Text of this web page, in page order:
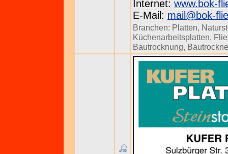
Internet: www.bok-
E-Mail: mail@bok-
Branchen: Platten,
Küchenarbeitsplatten,
Bautrocknung,